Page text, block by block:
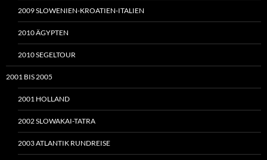
2009 SLOWENIEN-KROATIEN-ITALIEN
2010 ÄGYPTEN
2010 SEGELTOUR
2001 BIS 2005
2001 HOLLAND
2002 SLOWAKAI-TATRA
2003 ATLANTIK RUNDREISE